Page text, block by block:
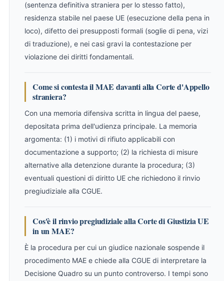
(sentenza definitiva straniera per lo stesso fatto),
residenza stabile nel paese UE (esecuzione della pena in
loco), difetto dei presupposti formali (soglie di pena, vizi
di traduzione), e nei casi gravi la contestazione per
violazione dei diritti fondamentali.
Come si contesta il MAE davanti alla Corte d'Appello
straniera?
Con una memoria difensiva scritta in lingua del paese,
depositata prima dell'udienza principale. La memoria
argomenta: (1) i motivi di rifiuto applicabili con
documentazione a supporto; (2) la richiesta di misure
alternative alla detenzione durante la procedura; (3)
eventuali questioni di diritto UE che richiedono il rinvio
pregiudiziale alla CGUE.
Cos'è il rinvio pregiudiziale alla Corte di Giustizia UE
in un MAE?
È la procedura per cui un giudice nazionale sospende il
procedimento MAE e chiede alla CGUE di interpretare la
Decisione Quadro su un punto controverso. I tempi sono